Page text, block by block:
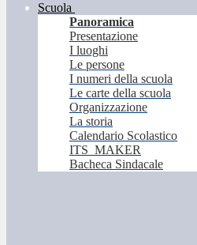
Scuola
Panoramica
Presentazione
I luoghi
Le persone
I numeri della scuola
Le carte della scuola
Organizzazione
La storia
Calendario Scolastico
ITS_MAKER
Bacheca Sindacale